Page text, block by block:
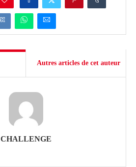
Autres articles de cet auteur
CHALLENGE